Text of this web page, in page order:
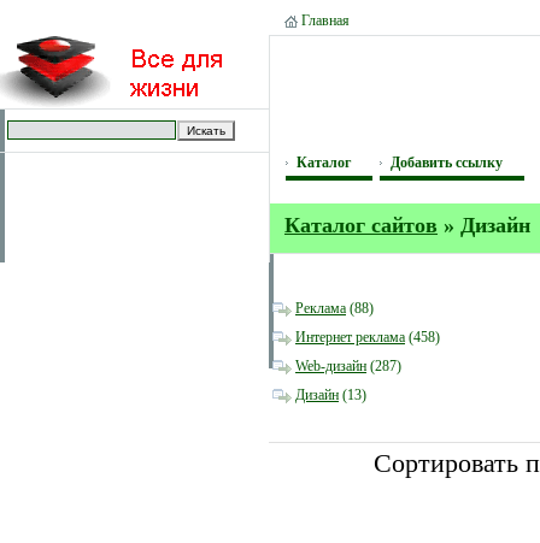
Главная
Каталог Добавить ссылку
Каталог сайтов » Дизайн
Реклама (88)
Интернет реклама (458)
Web-дизайн (287)
Дизайн (13)
Сортировать